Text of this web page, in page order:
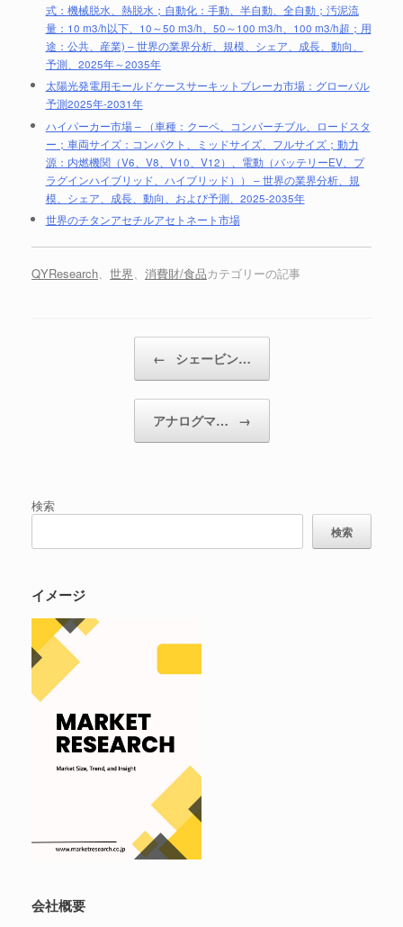
式：機械脱水、熱脱水；自動化：手動、半自動、全自動；汚泥流
量：10 m3/h以下、10～50 m3/h、50～100 m3/h、100 m3/h超；用
途：公共、産業) – 世界の業界分析、規模、シェア、成長、動向、
予測、2025年～2035年
太陽光発電用モールドケースサーキットブレーカ市場：グローバル
予測2025年-2031年
ハイパーカー市場 – （車種：クーペ、コンバーチブル、ロードスタ
ー；車両サイズ：コンパクト、ミッドサイズ、フルサイズ；動力
源：内燃機関（V6、V8、V10、V12）、電動（バッテリーEV、プ
ラグインハイブリッド、ハイブリッド）） – 世界の業界分析、規
模、シェア、成長、動向、および予測、2025-2035年
世界のチタンアセチルアセトネート市場
QYResearch、 世界、 消費財/食品カテゴリーの記事
← シェービン…
アナログマ… →
検索
検索
イメージ
会社概要